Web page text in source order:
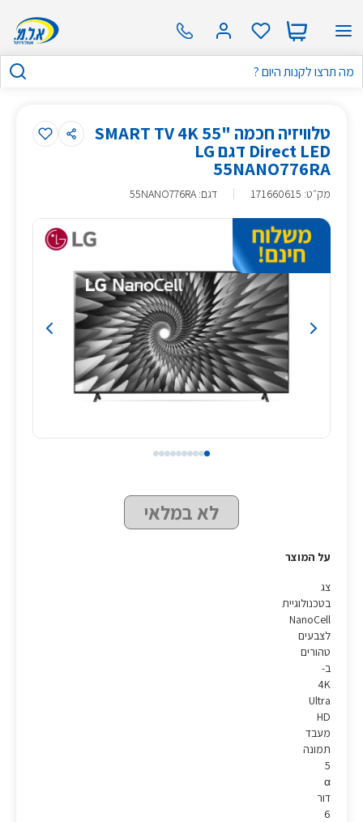
טלוויזיה חכמה "55 SMART TV 4K
Direct LED דגם LG
55NANO776RA
מק״ט:
171660615 דגם: 55NANO776RA
לא במלאי
על המוצר
צג
בטכנולוגיית
NanoCell
לצבעים
טהורים
ב-
4K
Ultra
HD
מעבד
תמונה
5
α
דור
6